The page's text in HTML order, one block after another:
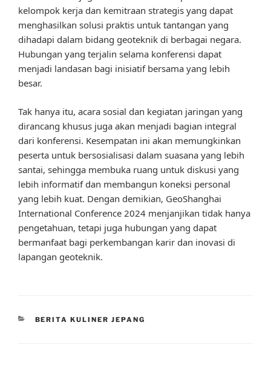
kelompok kerja dan kemitraan strategis yang dapat
menghasilkan solusi praktis untuk tantangan yang
dihadapi dalam bidang geoteknik di berbagai negara.
Hubungan yang terjalin selama konferensi dapat
menjadi landasan bagi inisiatif bersama yang lebih
besar.
Tak hanya itu, acara sosial dan kegiatan jaringan yang
dirancang khusus juga akan menjadi bagian integral
dari konferensi. Kesempatan ini akan memungkinkan
peserta untuk bersosialisasi dalam suasana yang lebih
santai, sehingga membuka ruang untuk diskusi yang
lebih informatif dan membangun koneksi personal
yang lebih kuat. Dengan demikian, GeoShanghai
International Conference 2024 menjanjikan tidak hanya
pengetahuan, tetapi juga hubungan yang dapat
bermanfaat bagi perkembangan karir dan inovasi di
lapangan geoteknik.
CATEGORIES
BERITA KULINER JEPANG